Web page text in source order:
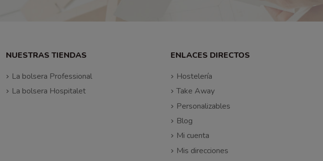
NUESTRAS TIENDAS
La bolsera Professional
La bolsera Hospitalet
ENLACES DIRECTOS
Hostelería
Take Away
Personalizables
Blog
Mi cuenta
Mis direcciones